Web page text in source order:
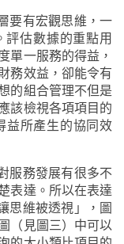
要有宏觀思維，一
評估數據的重點用
單一服務的得益，
務效益，卻能令有
的組合管理不但是
該檢視各項項目的
益所產生的協同效
服務發展有很多不
表達。所以在表達
思維被透視」，圖
（見圖三）中可以